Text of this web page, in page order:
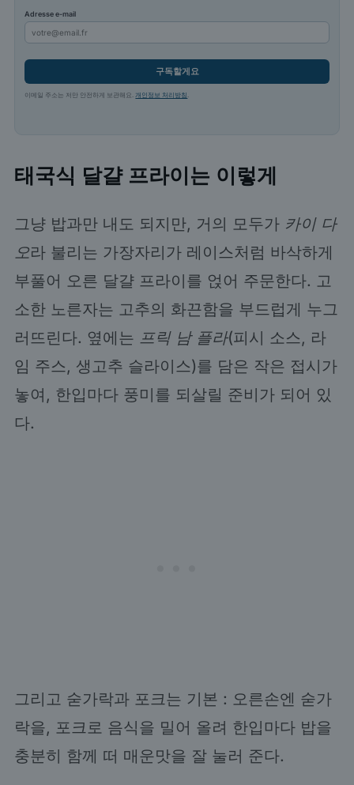
Adresse e-mail
구독할게요
이메일 주소는 저만 안전하게 보관해요.개인정보 처리방침 .
태국식 달걀 프라이는 이렇게
그냥 밥과만 내도 되지만, 거의 모두가 카이 다
오라 불리는 가장자리가 레이스처럼 바삭하게
부풀어 오른 달걀 프라이를 얹어 주문한다. 고
소한 노른자는 고추의 화끈함을 부드럽게 누그
러뜨린다. 옆에는 프릭 남 플라(피시 소스, 라
임 주스, 생고추 슬라이스)를 담은 작은 접시가
놓여, 한입마다 풍미를 되살릴 준비가 되어 있
다.
그리고 숟가락과 포크는 기본 : 오른손엔 숟가
락을, 포크로 음식을 밀어 올려 한입마다 밥을
충분히 함께 떠 매운맛을 잘 눌러 준다.